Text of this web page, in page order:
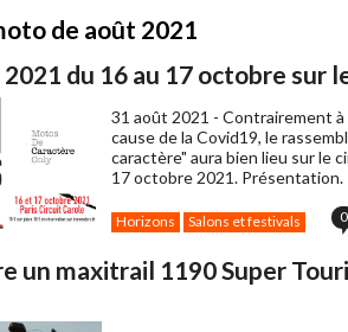
de août 2021
du 16 au 17 octobre sur
31 août 2021 - Contrairement à
cause de la Covid19, le
caractère" aura bien lieu sur le
17 octobre 2021. Présentation.
Horizons Salons et festivals 0
un maxitrail 1190 Super